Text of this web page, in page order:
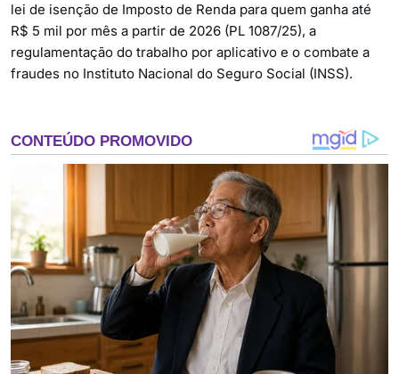
lei de isenção de Imposto de Renda para quem ganha até
R$ 5 mil por mês a partir de 2026 (PL 1087/25), a
regulamentação do trabalho por aplicativo e o combate a
fraudes no Instituto Nacional do Seguro Social (INSS).